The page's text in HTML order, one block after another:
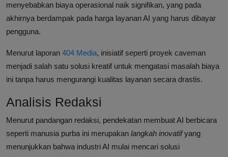
menyebabkan biaya operasional naik signifikan, yang pada
akhirnya berdampak pada harga layanan AI yang harus dibayar
pengguna.
Menurut laporan 404 Media, inisiatif seperti proyek caveman
menjadi salah satu solusi kreatif untuk mengatasi masalah biaya
ini tanpa harus mengurangi kualitas layanan secara drastis.
Analisis Redaksi
Menurut pandangan redaksi, pendekatan membuat AI berbicara
seperti manusia purba ini merupakan langkah inovatifyang
menunjukkan bahwa industri AI mulai mencari solusi